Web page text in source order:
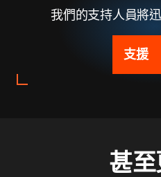
我們的支持人員將
支援
甚